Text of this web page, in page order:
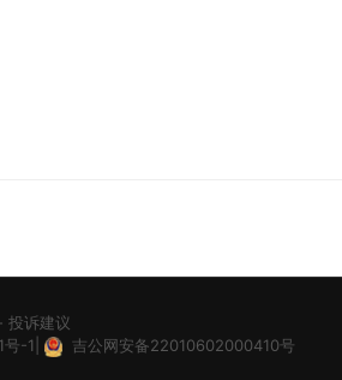
投诉建议
-1 吉公网安备22010602000410号